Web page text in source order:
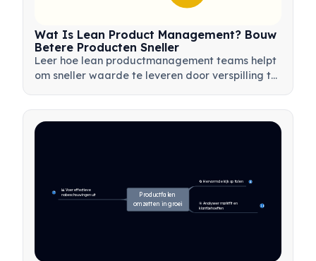
Wat Is Lean Product Management? Bouw
Betere Producten Sneller
Leer hoe lean productmanagement teams helpt
om sneller waarde te leveren door verspilling te
🔄 Hervorm de kijk op falen 4
📊 Voer effectieve
nabeschouwingen uit
7
🎯 Analyseer marktfit en
klantbehoeften
14
Productfalen
omzetten in groei